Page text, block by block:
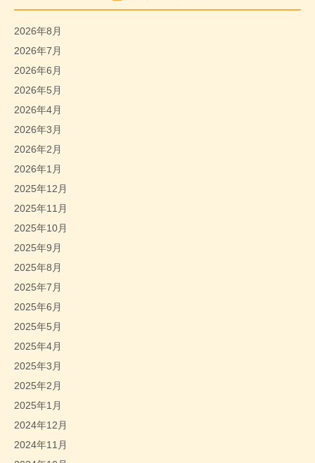
2026年8月
2026年7月
2026年6月
2026年5月
2026年4月
2026年3月
2026年2月
2026年1月
2025年12月
2025年11月
2025年10月
2025年9月
2025年8月
2025年7月
2025年6月
2025年5月
2025年4月
2025年3月
2025年2月
2025年1月
2024年12月
2024年11月